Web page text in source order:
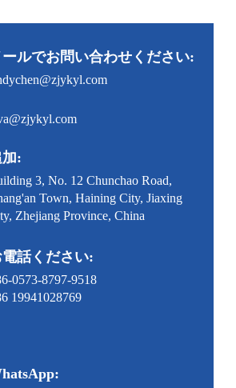
ールでお問い合わせください:
:
3, No. 12 Chunchao Road,
Town, Haining City, Jiaxing
Zhejiang Province, China
電話ください:
0573-8797-9518
19941028769